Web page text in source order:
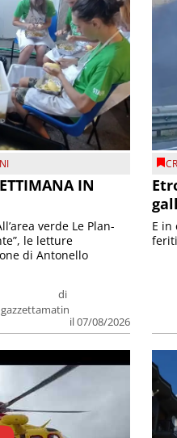
IN
di
gazzettamatin
il 07/08/2026
verde Le Plan-
le letture
di Antonello
E in
feriti